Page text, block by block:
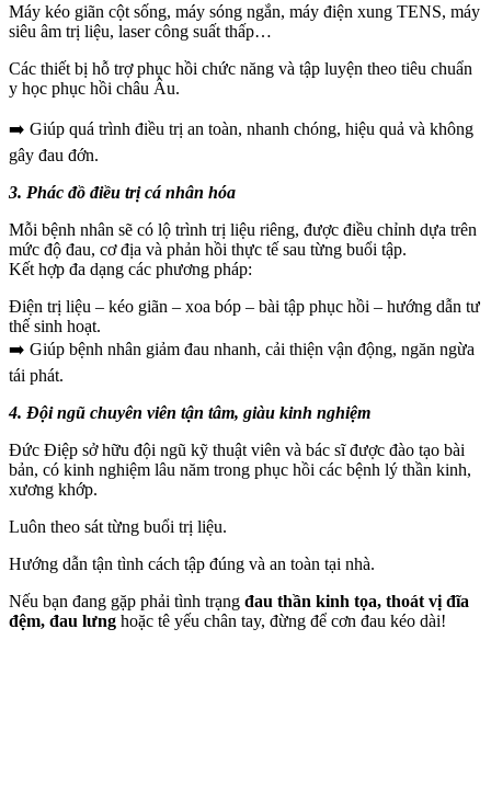
Máy kéo giãn cột sống, máy sóng ngắn, máy điện xung TENS, máy
siêu âm trị liệu, laser công suất thấp…
Các thiết bị hỗ trợ phục hồi chức năng và tập luyện theo tiêu chuẩn
y học phục hồi châu Âu.
➡️ Giúp quá trình điều trị an toàn, nhanh chóng, hiệu quả và không
gây đau đớn.
3. Phác đồ điều trị cá nhân hóa
Mỗi bệnh nhân sẽ có lộ trình trị liệu riêng, được điều chỉnh dựa trên
mức độ đau, cơ địa và phản hồi thực tế sau từng buổi tập.
Kết hợp đa dạng các phương pháp:
Điện trị liệu – kéo giãn – xoa bóp – bài tập phục hồi – hướng dẫn tư
thế sinh hoạt.
➡️ Giúp bệnh nhân giảm đau nhanh, cải thiện vận động, ngăn ngừa
tái phát.
4. Đội ngũ chuyên viên tận tâm, giàu kinh nghiệm
Đức Điệp sở hữu đội ngũ kỹ thuật viên và bác sĩ được đào tạo bài
bản, có kinh nghiệm lâu năm trong phục hồi các bệnh lý thần kinh,
xương khớp.
Luôn theo sát từng buổi trị liệu.
Hướng dẫn tận tình cách tập đúng và an toàn tại nhà.
Nếu bạn đang gặp phải tình trạng đau thần kinh tọa, thoát vị đĩa
đệm, đau lưng hoặc tê yếu chân tay, đừng để cơn đau kéo dài!